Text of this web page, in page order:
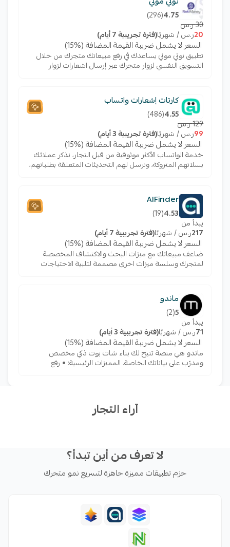
4.75
(
296
)
30 ر.س
20ر.س / شهريًا(فترة تجريبية 7 أيام)
السعر لا يشمل ضريبة القيمة المضافة (%15)
تطبيق نوتي موني يساعدك في رفع مبيعاتك متجرك من خلال
التسويق النفسي لزوار متجرك عبر إرسال اشعارات لزوار
كارتات إشعارات واتساب
4.55
(
486
)
129 ر.س
99ر.س / شهريًا(فترة تجريبية 3 أيام)
السعر لا يشمل ضريبة القيمة المضافة (%15)
خدمة الواتساب الأكثر موثوقية من قبل التجار، نذكر عملائك
بسلاتهم المتروكة، ونرسل لهم التحديثات المتعلقة بطلباتهم،
AlFinder
4.53
(
19
)
يبدأ من
217ر.س / شهريًا(فترة تجريبية 7 أيام)
السعر لا يشمل ضريبة القيمة المضافة (%15)
ضاعف مبيعاتك مع ميزات البحث والاكتشاف المخصصة
لمتجرك وسلسة ميزات اخرى مصممة لتلبية الاحتياجات
ماندو
5
(
2
)
يبدأ من
71ر.س / شهريًا(فترة تجريبية 3 أيام)
السعر لا يشمل ضريبة القيمة المضافة (%15)
ماندو هي منصة تتيح لك بناء شات بوت ذكي مخصص
ومدرّب على بياناتك الخاصة. المميزات الرئيسية: • رفع
آراء التجار
لا تعرف من أين تبدأ؟
حزم تطبيقات مميزة جاهزة لتسريع نمو متجرك